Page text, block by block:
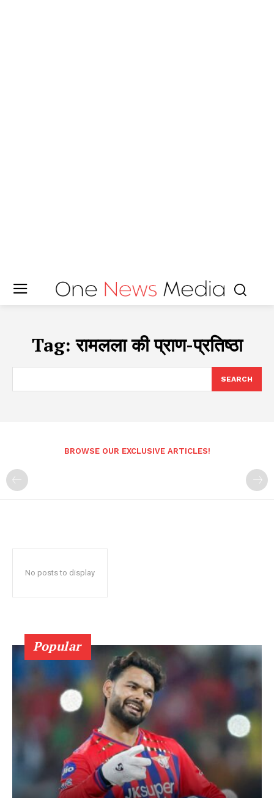
Tag:रामलला की प्राण-प्रतिष्ठा
SEARCH
BROWSE OUR EXCLUSIVE ARTICLES!
No posts to display
Popular